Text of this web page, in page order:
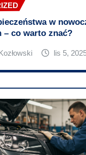
w
– co warto znać?
lis 5,